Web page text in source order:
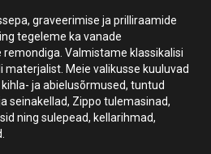
graveerimise ja prilliraamide
tegeleme ka vanade
Valmistame klassikalisi
materjalist. Meie valikusse kuuluvad
ja abielusõrmused, tuntud
seinakellad, Zippo tulemasinad,
ning sulepead, kellarihmad,